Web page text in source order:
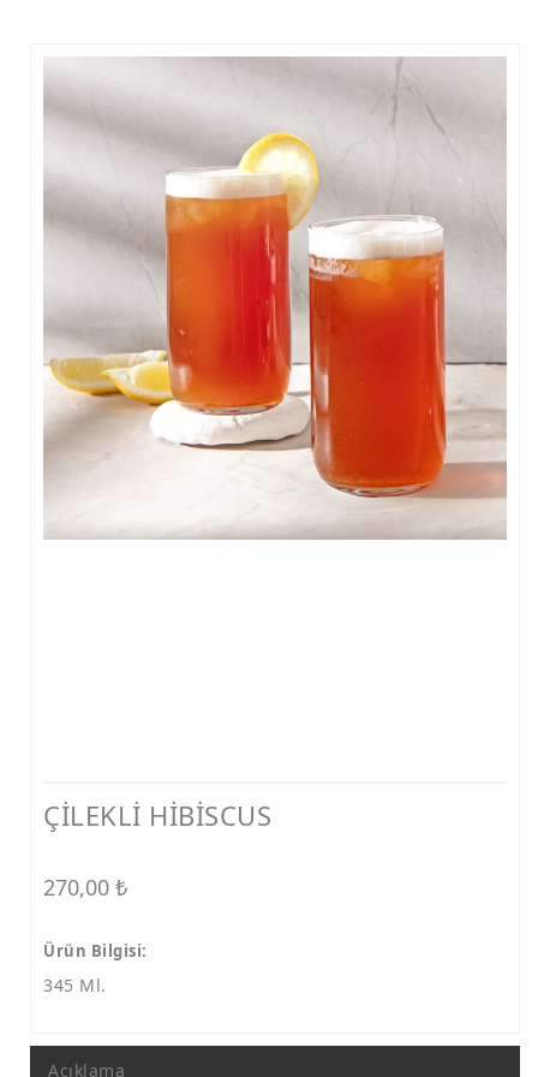
ÇİLEKLİ HİBİSCUS
270,00 ₺
Ürün Bilgisi:
345 Ml.
Açıklama